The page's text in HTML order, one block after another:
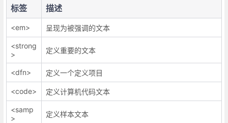
标签 描述
<em> 呈现为被强调的文本
<strong
>
定义重要的文本
<dfn> 定义一个定义项目
<code> 定义计算机代码文本
<samp
>
定义样本文本